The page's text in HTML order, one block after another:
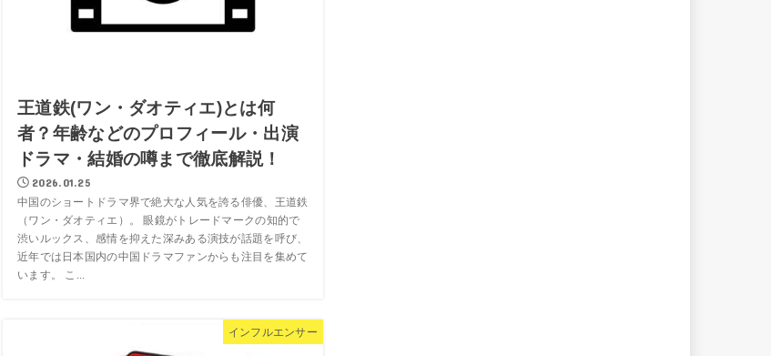
王道鉄(ワン・ダオティエ)とは何
者？年齢などのプロフィール・出演
ドラマ・結婚の噂まで徹底解説！
2026.01.25
中国のショートドラマ界で絶大な人気を誇る俳優、王道鉄
（ワン・ダオティエ）。 眼鏡がトレードマークの知的で
渋いルックス、感情を抑えた深みある演技が話題を呼び、
近年では日本国内の中国ドラマファンからも注目を集めて
います。 こ...
インフルエンサー